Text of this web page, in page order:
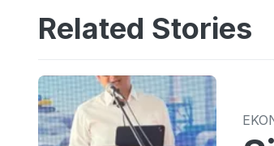
Related Stories